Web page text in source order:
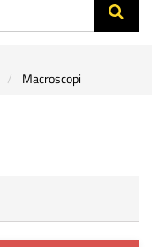
Macroscopi